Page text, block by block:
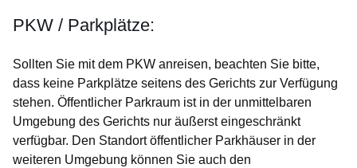
PKW / Parkplätze:
Sollten Sie mit dem PKW anreisen, beachten Sie bitte,
dass keine Parkplätze seitens des Gerichts zur Verfügung
stehen. Öffentlicher Parkraum ist in der unmittelbaren
Umgebung des Gerichts nur äußerst eingeschränkt
verfügbar. Den Standort öffentlicher Parkhäuser in der
weiteren Umgebung können Sie auch den